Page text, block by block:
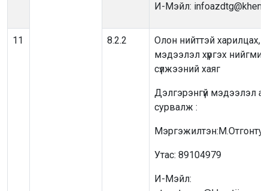
И-Мэйл:
11 8.2.2
Олон нийттэй харилцах,
мэдээлэл хүргэх
сүлжээний хаяг
Дэлгэрэнгүй мэдээлэл
сурвалж :
Утас: 89104979
И-Мэйл: